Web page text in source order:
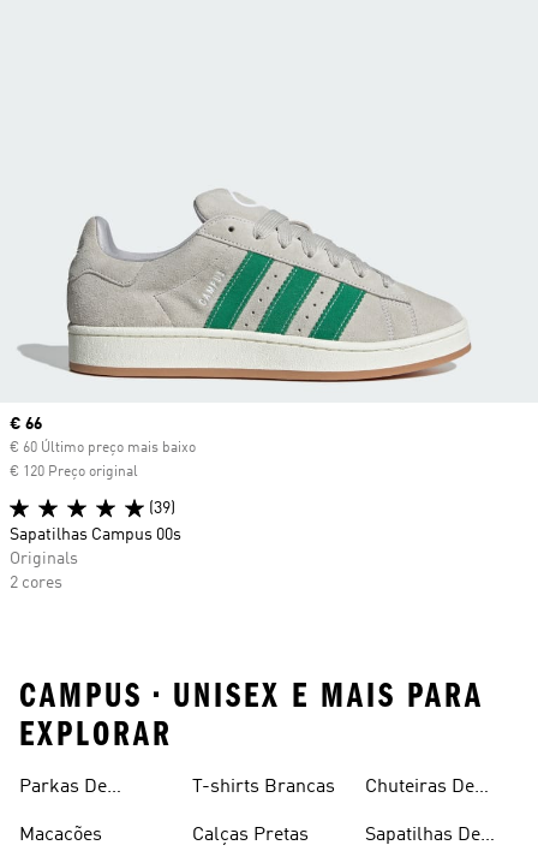
Current price
€ 66
€ 60 Último preço mais baixo
€ 120 Preço original
(39)
Sapatilhas Campus 00s
Originals
2 cores
CAMPUS • UNISEX E MAIS PARA
EXPLORAR
Parkas De
Macacões
T-shirts Brancas
Calças Pretas
Chuteiras De
Sapatilhas De